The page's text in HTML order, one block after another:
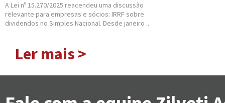
A Lei nº 15.270/2025 reacendeu uma discussão
relevante para empresas e sócios: IRRF sobre
dividendos no Simples Nacional. Desde janeiro ...
Ler mais >